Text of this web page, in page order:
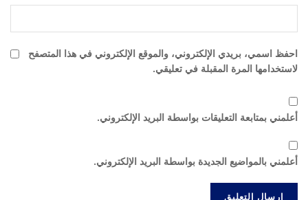
احفظ اسمي، بريدي الإلكتروني، والموقع الإلكتروني في هذا المتصفح
لاستخدامها المرة المقبلة في تعليقي.
أعلمني بمتابعة التعليقات بواسطة البريد الإلكتروني.
أعلمني بالمواضيع الجديدة بواسطة البريد الإلكتروني.